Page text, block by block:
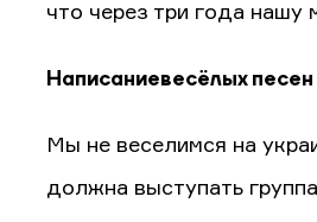
что через три года нашу
Написание весёлых
Мы не веселимся на
должна выступать